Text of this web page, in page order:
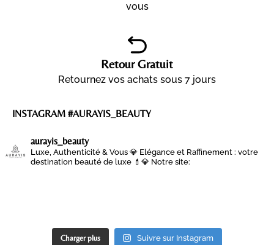
vous
Retour Gratuit
Retournez vos achats sous 7 jours
INSTAGRAM #AURAYIS_BEAUTY
aurayis_beauty
Luxe, Authenticité & Vous 💎 Elégance et Raffinement : votre
destination beauté de luxe 💄💎 Notre site:
Charger plus Suivre sur Instagram